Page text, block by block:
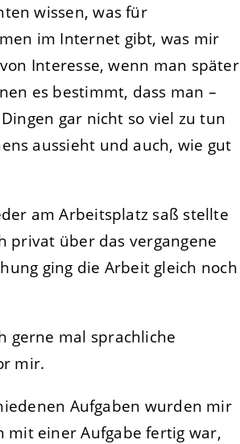
wissen, was für
im Internet gibt, was mir
Interesse, wenn man später
es bestimmt, dass man –
gar nicht so viel zu tun
aussieht und auch, wie gut
am Arbeitsplatz saß stellte
privat über das vergangene
ging die Arbeit gleich noch
gerne mal sprachliche
mir.
Aufgaben wurden mir
mit einer Aufgabe fertig war,